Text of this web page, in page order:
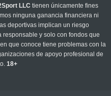
LLC tienen únicamente fines
ninguna ganancia financiera ni
deportivas implican un riesgo
responsable y solo con fondos que
que conoce tiene problemas con la
de apoyo profesional de
18+